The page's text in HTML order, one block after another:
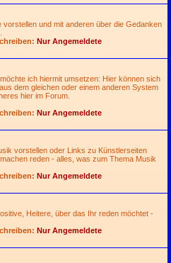
und mit anderen über die Gedanken
Nur Angemeldete
ich hiermit umsetzen: Hier können sich
dem gleichen oder einem anderen System
hier im Forum.
Nur Angemeldete
vorstellen oder Links zu Künstlerseiten
reden - alles, was zum Thema Musik
Nur Angemeldete
Heitere, über das Ihr reden möchtet -
Nur Angemeldete